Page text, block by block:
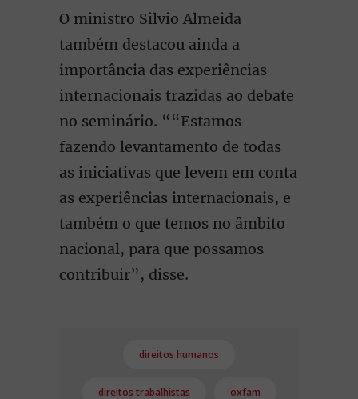
O ministro Silvio Almeida
também destacou ainda a
importância das experiências
internacionais trazidas ao debate
no seminário. ““Estamos
fazendo levantamento de todas
as iniciativas que levem em conta
as experiências internacionais, e
também o que temos no âmbito
nacional, para que possamos
contribuir”, disse.
direitos humanos
direitos trabalhistas oxfam